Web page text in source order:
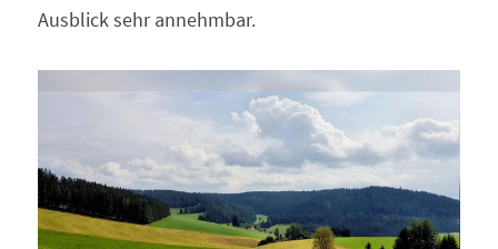
Ausblick sehr annehmbar.